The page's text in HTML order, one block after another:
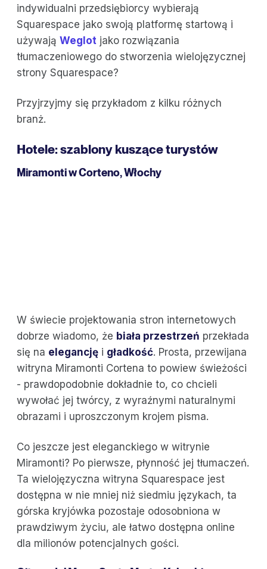
indywidualni przedsiębiorcy wybierają
Squarespace jako swoją platformę startową i
używają Weglot jako rozwiązania
tłumaczeniowego do stworzenia wielojęzycznej
strony Squarespace?
Przyjrzyjmy się przykładom z kilku różnych
branż.
Hotele: szablony kuszące turystów
Miramontiw Corteno, Włochy
W świecie projektowania stron internetowych
dobrze wiadomo, że biała przestrzeń przekłada
się na elegancję i gładkość. Prosta, przewijana
witryna Miramonti Cortena to powiew świeżości
- prawdopodobnie dokładnie to, co chcieli
wywołać jej twórcy, z wyraźnymi naturalnymi
obrazami i uproszczonym krojem pisma.
Co jeszcze jest eleganckiego w witrynie
Miramonti? Po pierwsze, płynność jej tłumaczeń.
Ta wielojęzyczna witryna Squarespace jest
dostępna w nie mniej niż siedmiu językach, ta
górska kryjówka pozostaje odosobniona w
prawdziwym życiu, ale łatwo dostępna online
dla milionów potencjalnych gości.